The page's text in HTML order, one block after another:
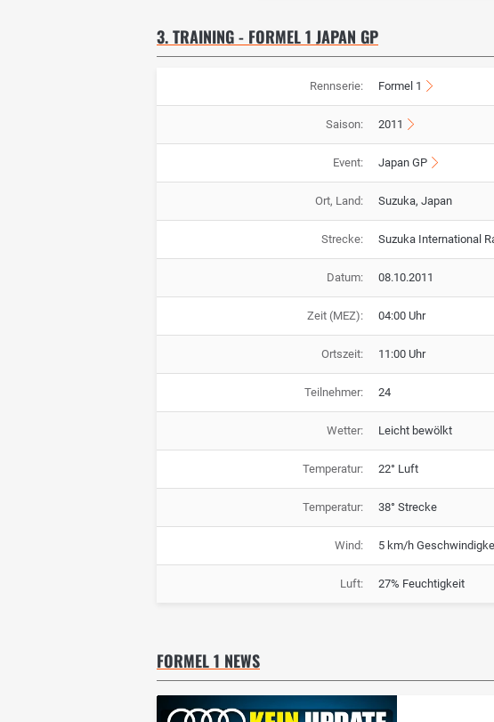
3. TRAINING - FORMEL 1 JAPAN GP
Rennserie: Formel 1
Saison: 2011
Event: Japan GP
Ort, Land: Suzuka, Japan
Strecke: Suzuka International
Datum: 08.10.2011
Zeit (MEZ): 04:00 Uhr
Ortszeit: 11:00 Uhr
Teilnehmer: 24
Wetter: Leicht bewölkt
Temperatur: 22° Luft
Temperatur: 38° Strecke
Wind: 5 km/h
Luft: 27% Feuchtigkeit
FORMEL 1 NEWS